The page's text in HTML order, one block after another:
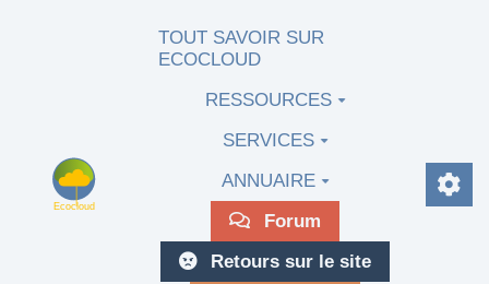
Aller au contenu principal
TOUT SAVOIR SUR
ECOCLOUD
RESSOURCES
SERVICES
ANNUAIRE
Forum
Retours sur le site